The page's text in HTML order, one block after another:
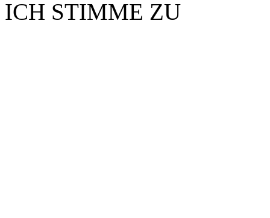
ICH STIMME ZU